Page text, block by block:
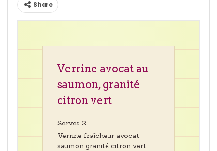
Share
Verrine avocat au
saumon, granité
citron vert
Serves 2
Verrine fraîcheur avocat
saumon granité citron vert.